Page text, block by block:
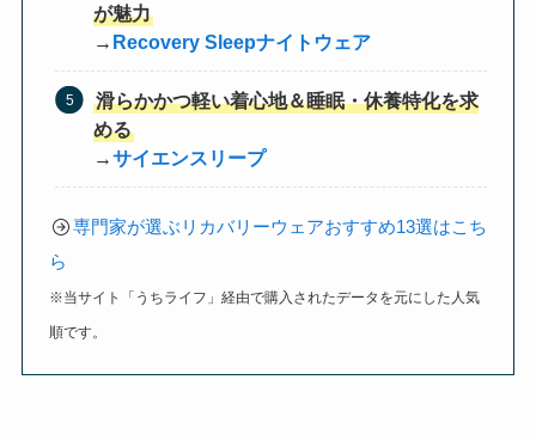
が魅力
→ Recovery Sleepナイトウェア
滑らかかつ軽い着心地＆睡眠・休養特化を求
める
→サイエンスリープ
専門家が選ぶリカバリーウェアおすすめ13選はこち
ら
※当サイト「うちライフ」経由で購入されたデータを元にした人気
順です。